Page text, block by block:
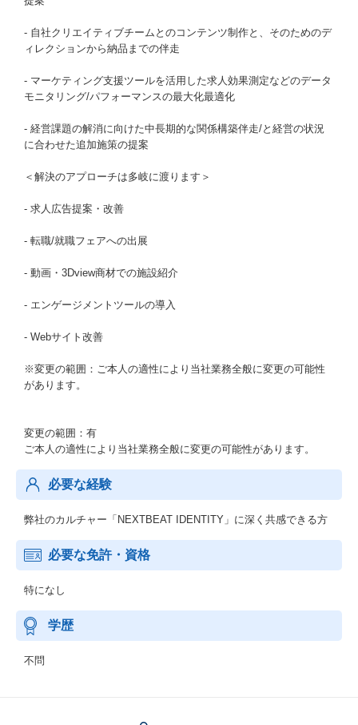
- 自社クリエイティブチームとのコンテンツ制作と、そのためのデ
ィレクションから納品までの伴走
- マーケティング支援ツールを活用した求人効果測定などのデータ
モニタリング/パフォーマンスの最大化最適化
- 経営課題の解消に向けた中長期的な関係構築伴走/と経営の状況
に合わせた追加施策の提案
＜解決のアプローチは多岐に渡ります＞
- 求人広告提案・改善
- 転職/就職フェアへの出展
- 動画・3Dview商材での施設紹介
- エンゲージメントツールの導入
- Webサイト改善
※変更の範囲：ご本人の適性により当社業務全般に変更の可能性
があります。
変更の範囲：有
ご本人の適性により当社業務全般に変更の可能性があります。
必要な経験
弊社のカルチャー「NEXTBEAT IDENTITY」に深く共感できる方
必要な免許・資格
特になし
学歴
不問